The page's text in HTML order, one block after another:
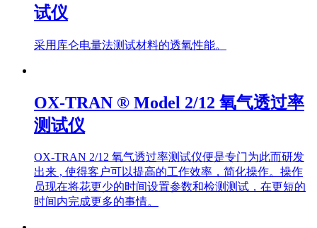
试仪
采用库仑电量法测试材料的透氧性能。
OX-TRAN ® Model 2/12 氧气透过率
测试仪
OX-TRAN 2/12 氧气透过率测试仪便是专门为此而研发
出来 , 使得客户可以提高的工作效率，简化操作。操作
员现在将花更少的时间设置参数和检测测试，在更短的
时间内完成更多的事情。